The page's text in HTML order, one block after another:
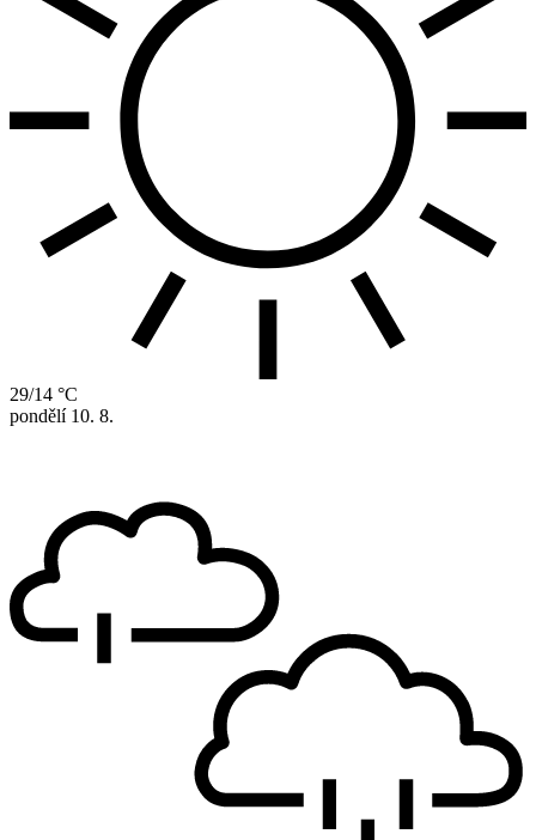
29/14 °C
pondělí 10. 8.